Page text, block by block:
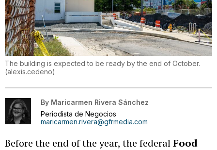
The building is expected to be ready by the end of October.
(alexis.cedeno)
By Maricarmen Rivera Sánchez
Periodista de Negocios
maricarmen.rivera@gfrmedia.com
Before the end of the year, the federalFood